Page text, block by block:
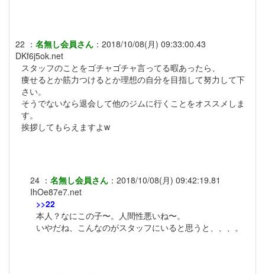
22 ： 名無し会員さん ： 2018/10/08(月) 09:33:00.43
DKf6j5ok.net
スタッフのことをゴチャゴチャ言ってる暇あったら、
痩せるとか筋力つけるとか理想の自分を目指して努力して下
さい。
そうでないなら退会して他のジムに行くことをオススメしま
す。
挨拶してもらえますよw
24 ： 名無し会員さん ： 2018/10/08(月) 09:42:19.81
IhOe87e7.net
>>22
本人？なにこの子〜。人間性悪いね〜。
いやだね、こんなのがスタッフにいると思うと、、、。